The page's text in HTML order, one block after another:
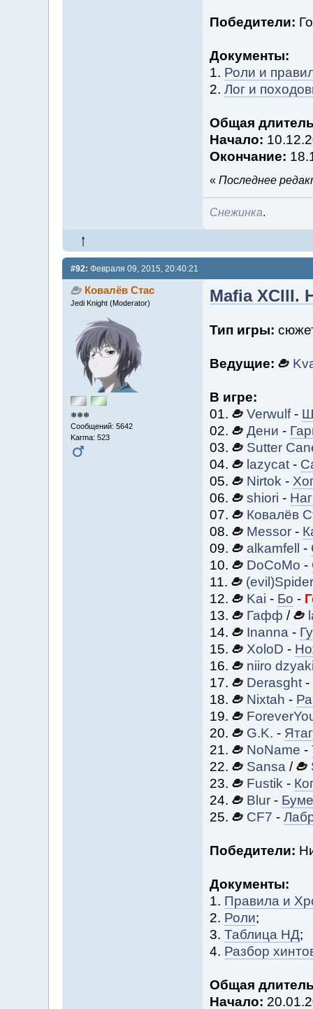
Победители:
Документы:
1. Роли и
2. Лог и
Общая
Начало:
Окончание:
« Последнее
Снежинка.
#92: Февраля 09, 2015, 20:40:21
Ковалёв Стас
Jedi Knight (Moderator)
❄❄❄
Сообщений: 5642
Karma: 523
Mafia XCIII.
Тип игры:
Ведущие:
В игре:
01.
Verwulf-
02.
Дени -
03.
Sutter
04.
lazycat-
05.
Nirtok -
06.
shiori -
07.
Ковалёв
08.
Messor-
09.
alkamfell -
10.
DoCoMo -
11.
(evil)Spider
12.
Kai - Бо -
13.
Гафф /
14.
Inanna -
15.
XoloD -
16.
niiro
17.
Derasght-
18.
Nixtah -
19.
20.
G.K. -
21.
NoName -
22.
Sansa /
23.
Fustik -
24.
Blur-
25.
CF7 -
Победители:
Документы:
1. Правила и
2. Роли;
3. Таблица НД;
4. Разбор
Общая
Начало: